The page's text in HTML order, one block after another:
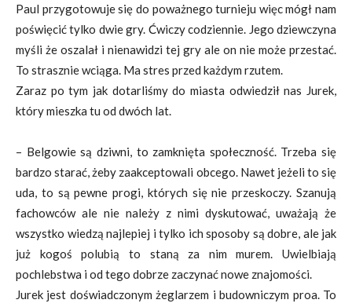
Paul przygotowuje się do poważnego turnieju więc mógł nam
poświęcić tylko dwie gry. Ćwiczy codziennie. Jego dziewczyna
myśli że oszalał i nienawidzi tej gry ale on nie może przestać.
To strasznie wciąga. Ma stres przed każdym rzutem.
Zaraz po tym jak dotarliśmy do miasta odwiedził nas Jurek,
który mieszka tu od dwóch lat.
– Belgowie są dziwni, to zamknięta społeczność. Trzeba się
bardzo starać, żeby zaakceptowali obcego. Nawet jeżeli to się
uda, to są pewne progi, których się nie przeskoczy. Szanują
fachowców ale nie należy z nimi dyskutować, uważają że
wszystko wiedzą najlepiej i tylko ich sposoby są dobre, ale jak
już kogoś polubią to staną za nim murem. Uwielbiają
pochlebstwa i od tego dobrze zaczynać nowe znajomości.
Jurek jest doświadczonym żeglarzem i budowniczym proa. To